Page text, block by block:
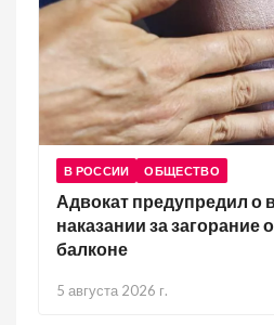
В РОССИИ ОБЩЕСТВО
Адвокат предупредил о
наказании за
балконе
5 августа 2026 г.